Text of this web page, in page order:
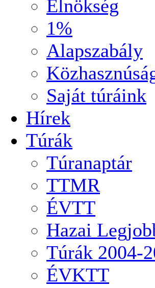
Elnökség
1%
Alapszabály
Saját túráink
Hírek
Túrák
Túranaptár
TTMR
ÉVTT
Hazai
Túrák 2004-
ÉVKTT